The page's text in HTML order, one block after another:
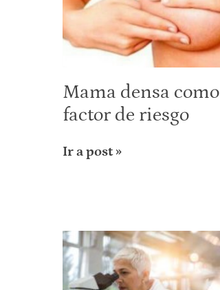
Mama densa como
factor de riesgo
Ir a post »